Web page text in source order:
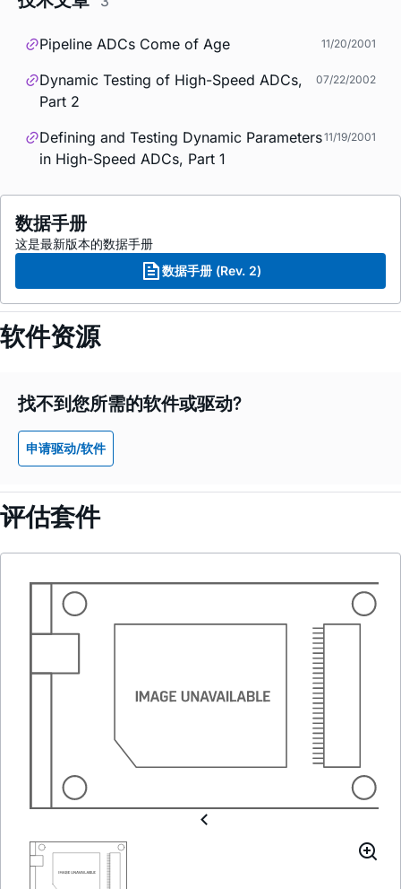
Pipeline ADCs Come of Age 11/20/2001
Dynamic Testing of High-Speed ADCs,
Part 2
07/22/2002
Defining and Testing Dynamic Parameters
in High-Speed ADCs, Part 1
11/19/2001
数据手册
这是最新版本的数据手册
数据手册 (Rev. 2)
软件资源
找不到您所需的软件或驱动?
申请驱动/软件
评估套件